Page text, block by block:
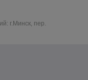
г.Минск, пер.